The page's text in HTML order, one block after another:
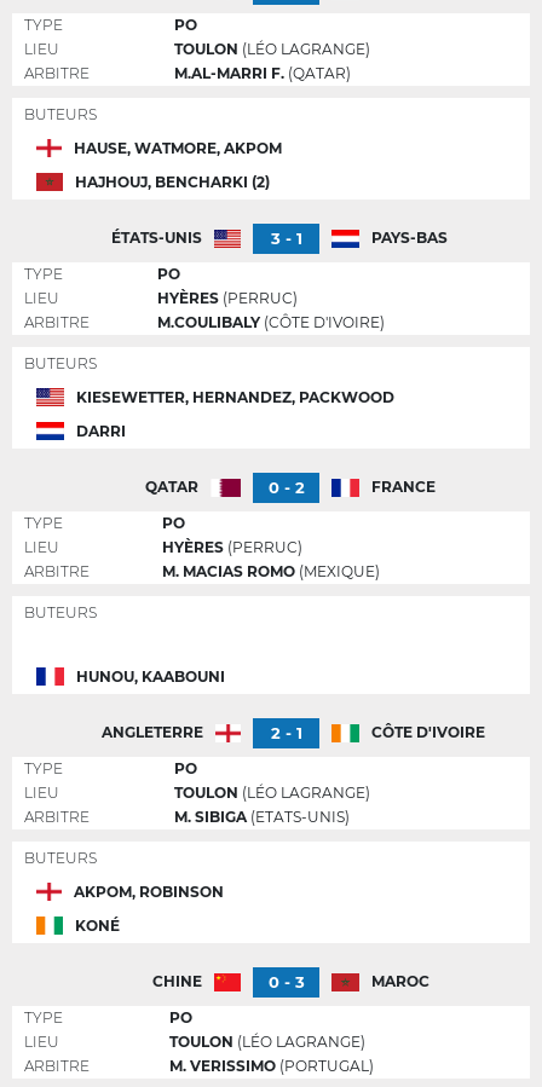
TYPE
PO
LIEU
TOULON (LÉO LAGRANGE)
ARBITRE
M.AL-MARRI F. (QATAR)
BUTEURS
HAUSE, WATMORE, AKPOM
HAJHOUJ, BENCHARKI (2)
ÉTATS-UNIS 3 - 1
PAYS-BAS
TYPE
PO
LIEU
HYÈRES (PERRUC)
ARBITRE
M.COULIBALY (CÔTE D'IVOIRE)
BUTEURS
KIESEWETTER, HERNANDEZ, PACKWOOD
DARRI
QATAR 0 - 2
FRANCE
TYPE
PO
LIEU
HYÈRES (PERRUC)
ARBITRE
M. MACIAS ROMO (MEXIQUE)
BUTEURS
HUNOU, KAABOUNI
ANGLETERRE 2 - 1
CÔTE D'IVOIRE
TYPE
PO
LIEU
TOULON (LÉO LAGRANGE)
ARBITRE
M. SIBIGA (ETATS-UNIS)
BUTEURS
AKPOM, ROBINSON
KONÉ
CHINE 0 - 3
MAROC
TYPE
PO
LIEU
TOULON (LÉO LAGRANGE)
ARBITRE
M. VERISSIMO (PORTUGAL)